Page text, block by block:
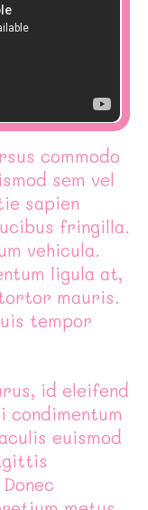
commodo
sem vel
sapien
fringilla.
vehicula.
ligula at,
mauris.
tempor
id eleifend
condimentum
euismod